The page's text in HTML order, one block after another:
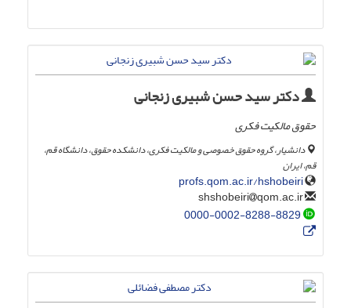
دکتر سید حسن شبیری زنجانی
حقوق مالکیت فکری
دانشیار، گروه حقوق خصوصی و مالکیت فکری، دانشکده حقوق، دانشگاه قم،
قم، ایران
profs.qom.ac.ir/hshobeiri
qom.ac.ir
0000-0002-8288-8829